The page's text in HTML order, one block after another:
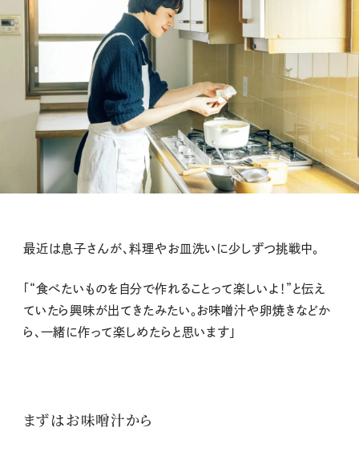
最近は息子さんが、料理やお皿洗いに少しずつ挑戦中。
「“食べたいものを自分で作れることって楽しいよ！”と伝え
ていたら興味が出てきたみたい。お味噌汁や卵焼きなどか
ら、一緒に作って楽しめたらと思います」
まずはお味噌汁から